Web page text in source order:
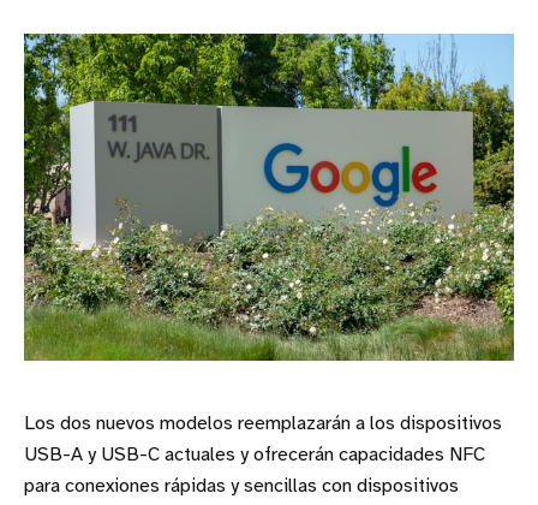
Los dos nuevos modelos reemplazarán a los dispositivos
USB-A y USB-C actuales y ofrecerán capacidades NFC
para conexiones rápidas y sencillas con dispositivos